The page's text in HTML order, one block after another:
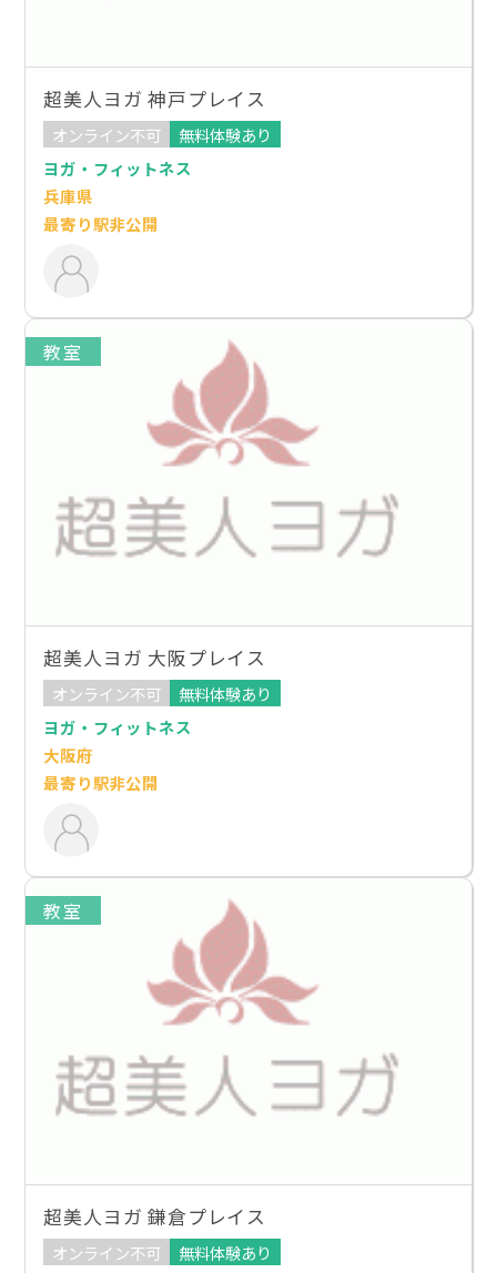
超美人ヨガ 神戸プレイス
オンライン不可
無料体験あり
ヨガ・フィットネス
兵庫県
最寄り駅非公開
教室
超美人ヨガ 大阪プレイス
オンライン不可
無料体験あり
ヨガ・フィットネス
大阪府
最寄り駅非公開
教室
超美人ヨガ 鎌倉プレイス
オンライン不可
無料体験あり